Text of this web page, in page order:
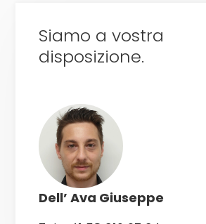
Siamo a vostra
disposizione.
Richiesta
di
preventivo
Dell’ Ava Giuseppe